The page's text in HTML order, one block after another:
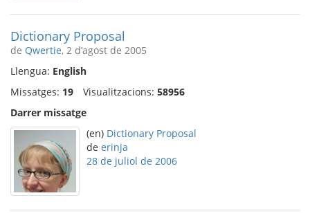
Dictionary Proposal
de Qwertie, 2 d’agost de 2005
Llengua: English
Missatges: 19 Visualitzacions: 58956
Darrer missatge
(en) Dictionary Proposal
de erinja
28 de juliol de 2006